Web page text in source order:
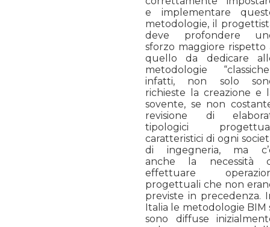
e implementare
metodologie, il
deve profondere
sforzo maggiore rispetto
quello da dedicare
metodologie
infatti, non solo
richieste la creazione e
sovente, se non
revisione di
tipologici
caratteristici di ogni
di ingegneria, ma
anche la necessità
effettuare
progettuali che non
previste in precedenza.
Italia le metodologie BIM
sono diffuse